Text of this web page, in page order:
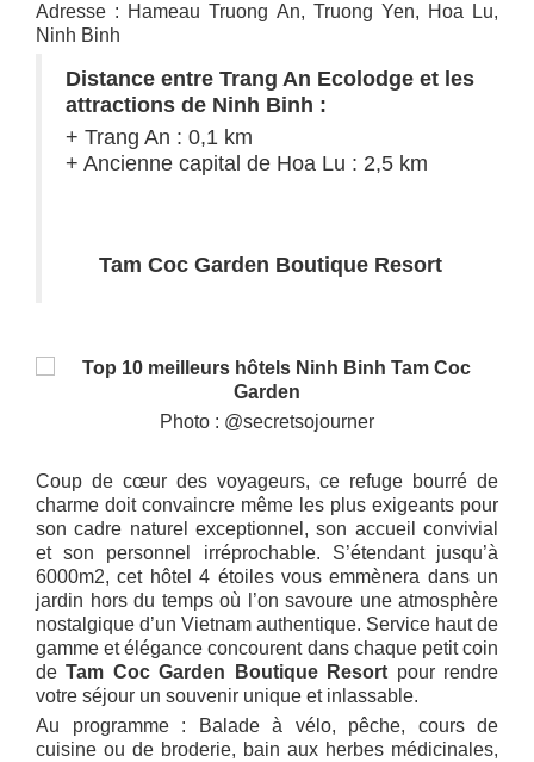
Adresse : Hameau Truong An, Truong Yen, Hoa Lu,
Ninh Binh
Distance entre Trang An Ecolodge et les
attractions de Ninh Binh :
+ Trang An : 0,1 km
+ Ancienne capital de Hoa Lu : 2,5 km
Tam Coc Garden Boutique Resort
Photo : @secretsojourner
Coup de cœur des voyageurs, ce refuge bourré de
charme doit convaincre même les plus exigeants pour
son cadre naturel exceptionnel, son accueil convivial
et son personnel irréprochable. S’étendant jusqu’à
6000m2, cet hôtel 4 étoiles vous emmènera dans un
jardin hors du temps où l’on savoure une atmosphère
nostalgique d’un Vietnam authentique. Service haut de
gamme et élégance concourent dans chaque petit coin
deTam Coc Garden Boutique Resort pour rendre
votre séjour un souvenir unique et inlassable.
Au programme : Balade à vélo, pêche, cours de
cuisine ou de broderie, bain aux herbes médicinales,